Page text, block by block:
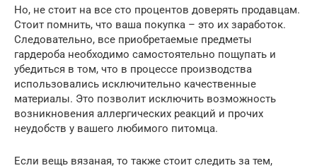
Но, не стоит на все сто процентов доверять продавцам.
Стоит помнить, что ваша покупка – это их заработок.
Следовательно, все приобретаемые предметы
гардероба необходимо самостоятельно пощупать и
убедиться в том, что в процессе производства
использовались исключительно качественные
материалы. Это позволит исключить возможность
возникновения аллергических реакций и прочих
неудобств у вашего любимого питомца.
Если вещь вязаная, то также стоит следить за тем,